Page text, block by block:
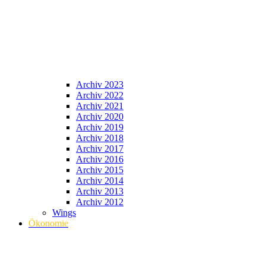
Archiv 2023
Archiv 2022
Archiv 2021
Archiv 2020
Archiv 2019
Archiv 2018
Archiv 2017
Archiv 2016
Archiv 2015
Archiv 2014
Archiv 2013
Archiv 2012
Wings
Ökonomie